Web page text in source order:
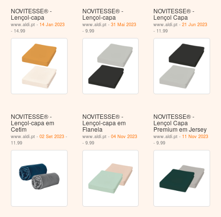
NOVITESSE® -
Lençol-capa
www.aldi.pt - 14 Jan 2023
- 14.99
NOVITESSE® -
Lençol-capa
www.aldi.pt - 31 Mai 2023
- 9.99
NOVITESSE® -
Lençol Capa
www.aldi.pt -21 Jun 2023
- 11.99
NOVITESSE® -
Lençol-capa em
Cetim
www.aldi.pt -02 Set 2023 -
11.99
NOVITESSE® -
Lençol-capa em
Flanela
www.aldi.pt - 04 Nov 2023
- 9.99
NOVITESSE® -
Lençol Capa
Premium em Jersey
www.aldi.pt - 11 Nov 2023
- 9.99